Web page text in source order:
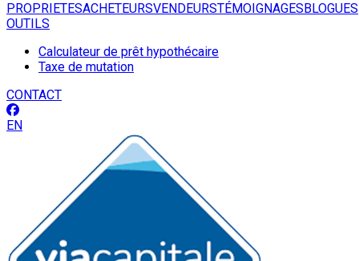
PROPRIETESACHETEURSVENDEURSTÉMOIGNAGESBLOGUES
OUTILS
Calculateur de prêt hypothécaire
Taxe de mutation
CONTACT
EN